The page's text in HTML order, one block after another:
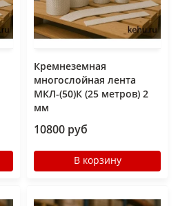
Кремнеземная
многослойная лента
МКЛ-(50)К (25 метров) 2
мм
10800 руб
В корзину